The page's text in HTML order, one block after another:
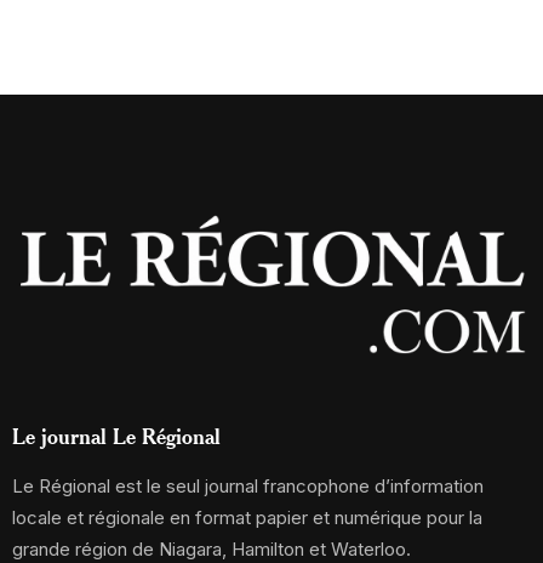
Le journal Le Régional
Le Régional est le seul journal francophone d’information
locale et régionale en format papier et numérique pour la
grande région de Niagara, Hamilton et Waterloo.